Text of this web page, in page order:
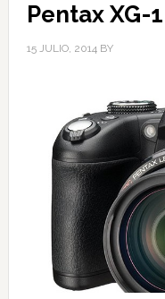
Pentax XG-
15 JULIO, 2014BY